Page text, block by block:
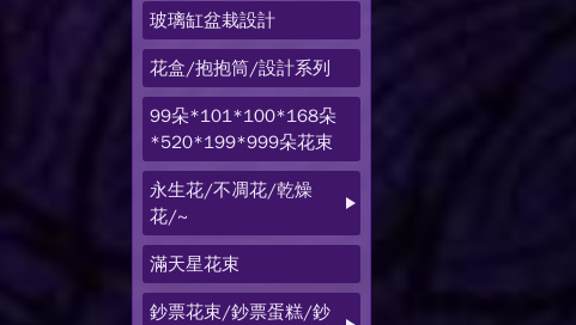
玻璃缸盆栽設計
花盒/抱抱筒/設計系列
99朵*101*100*168朵
*520*199*999朵花束
永生花/不凋花/乾燥
花/~
滿天星花束
鈔票花束/鈔票蛋糕/鈔